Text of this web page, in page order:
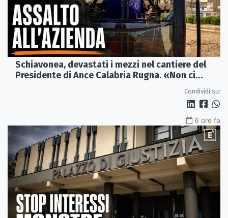
Schiavonea, devastati i mezzi nel cantiere del
Presidente di Ance Calabria Rugna. «Non ci
Condividi su:
6 ore fa